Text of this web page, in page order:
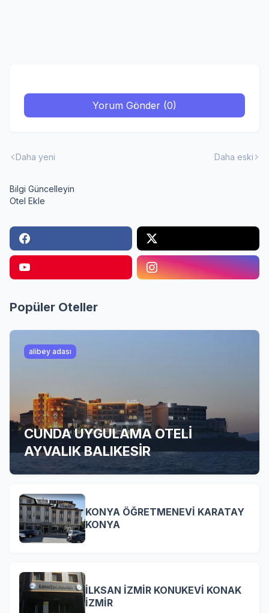
Yorum Gönder (0)
Daha yeni Daha eski
Bilgi Güncelleyin
Otel Ekle
Popüler Oteller
alibey adası
CUNDA UYGULAMA OTELİ
AYVALIK BALIKESİR
KONYA ÖĞRETMENEVİ KARATAY
KONYA
İLKSAN İZMİR KONUKEVİ KONAK
İZMİR